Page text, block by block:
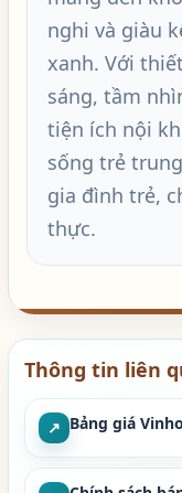
nghi và giàu
xanh. Với
sáng, tầm
tiện ích nội
sống trẻ
gia đình trẻ,
thực.
Thông tin liên
↗ Bảng giá